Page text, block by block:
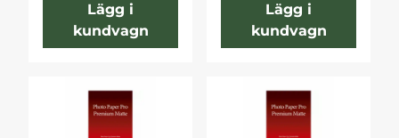
Lägg i
kundvagn
Lägg i
kundvagn